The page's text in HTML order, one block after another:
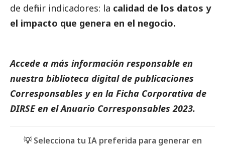
de definir indicadores: la calidad de los datos y
el impacto que genera en el negocio.
Accede a más información responsable en
nuestra biblioteca digital de publicaciones
Corresponsables y en la Ficha Corporativa de
DIRSEen elAnuario Corresponsables 2023.
💡 Selecciona tu IA preferida para generar en